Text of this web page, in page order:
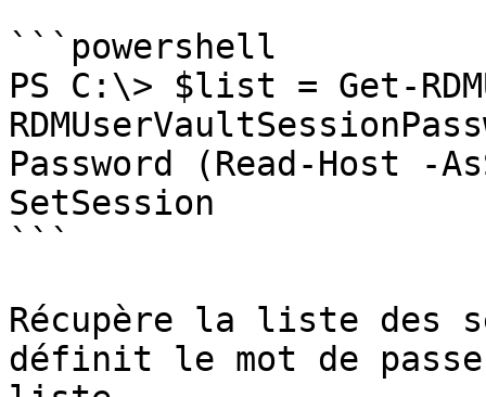
```powershell
PS C:\> $list = Get-
Password (Read-Host -
SetSession
```
Récupère la liste des
définit le mot de passe